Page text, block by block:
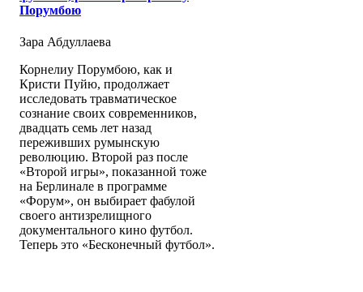
Порумбою
Зара Абдуллаева
Корнелиу Порумбою, как и
Кристи Пуйю, продолжает
исследовать травматическое
сознание своих современников,
двадцать семь лет назад
переживших румынскую
революцию. Второй раз после
«Второй игры», показанной тоже
на Берлинале в программе
«Форум», он выбирает фабулой
своего антизрелищного
документального кино футбол.
Теперь это «Бесконечный футбол».